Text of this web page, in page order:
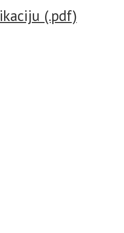
(.pdf)